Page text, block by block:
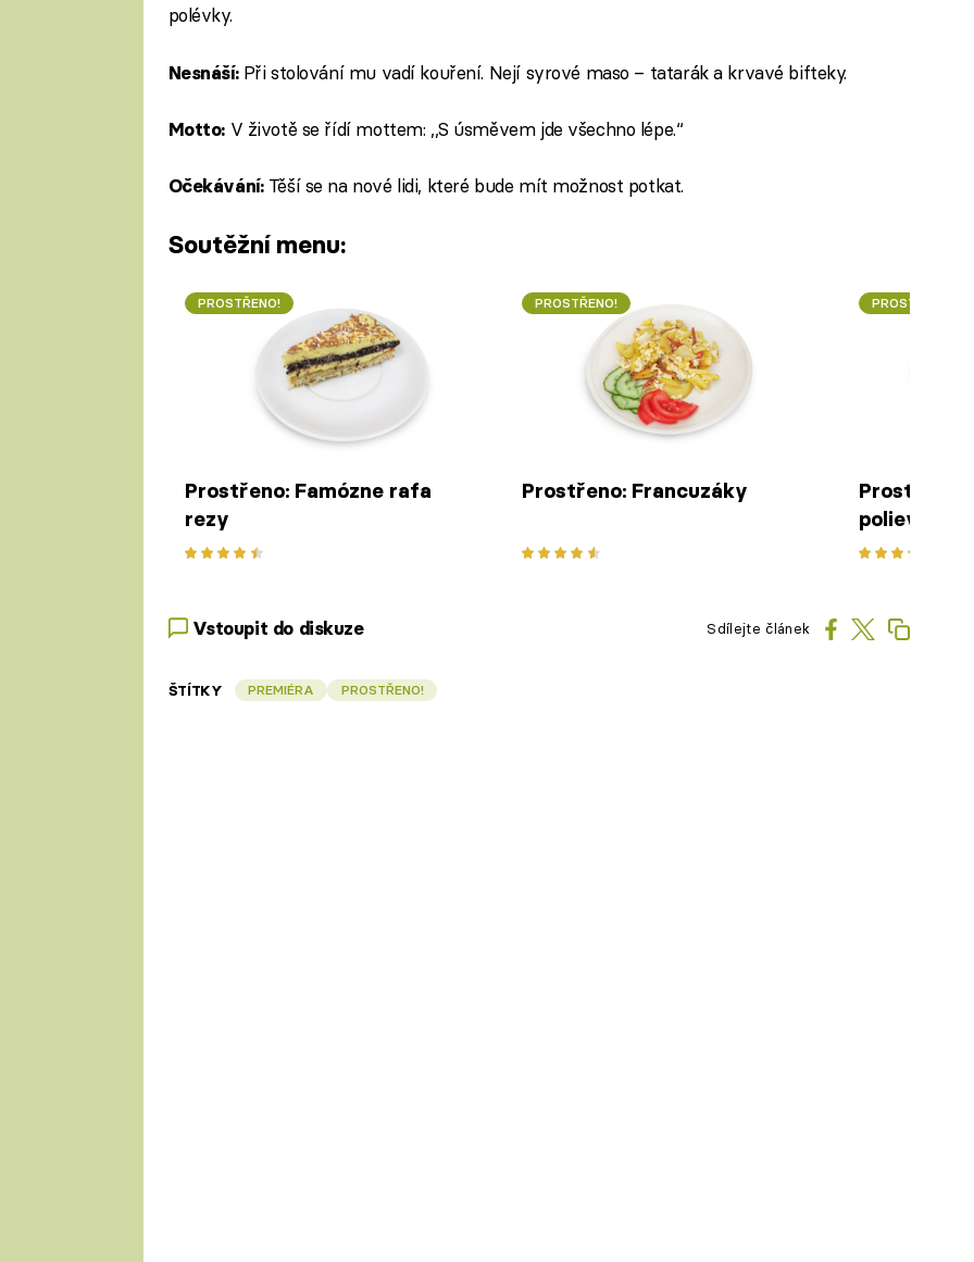
polévky.
Nesnáší: Při stolování mu vadí kouření. Nejí syrové maso – tatarák a krvavé bifteky.
Motto:V životě se řídí mottem: ,,S úsměvem jde všechno lépe.‘‘
Očekávání:Těší se na nové lidi, které bude mít možnost potkat.
Soutěžní menu:
PROSTŘENO!
Prostřeno: Famózne rafa
rezy
PROSTŘENO!
Prostřeno: Francuzáky
PROSTŘENO!
Prostřeno:
polievka s
rezancami
Vstoupit do diskuze Sdílejte článek
ŠTÍTKY PREMIÉRA PROSTŘENO!